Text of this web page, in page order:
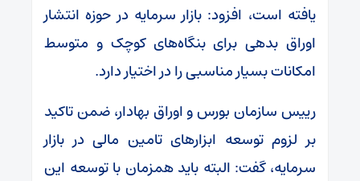
یافته است، افزود: بازار سرمایه در حوزه انتشار
اوراق بدهی برای بنگاه‌های کوچک و متوسط
امکانات بسیار مناسبی را در اختیار دارد.
رییس سازمان بورس و اوراق بهادار، ضمن تاکید
بر لزوم توسعه ابزارهای تامین مالی در بازار
سرمایه، گفت: البته باید همزمان با توسعه این